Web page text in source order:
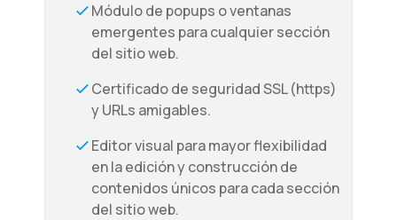
Módulo de popups o ventanas
emergentes para cualquier sección
del sitio web.
Certificado de seguridad SSL (https)
y URLs amigables.
Editor visual para mayor flexibilidad
en la edición y construcción de
contenidos únicos para cada sección
del sitio web.